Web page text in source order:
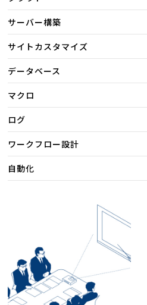
サーバー構築
サイトカスタマイズ
データベース
マクロ
ログ
ワークフロー設計
自動化